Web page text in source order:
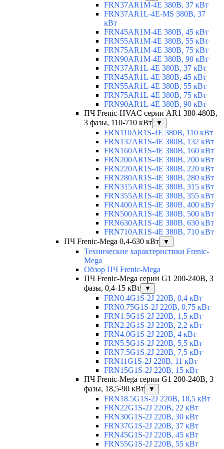
FRN37AR1M-4E 380В, 37 кВт
FRN37AR1L-4E-MS 380В, 37
кВт
FRN45AR1M-4E 380В, 45 кВт
FRN55AR1M-4E 380В, 55 кВт
FRN75AR1M-4E 380В, 75 кВт
FRN90AR1M-4E 380В, 90 кВт
FRN37AR1L-4E 380В, 37 кВт
FRN45AR1L-4E 380В, 45 кВт
FRN55AR1L-4E 380В, 55 кВт
FRN75AR1L-4E 380В, 75 кВт
FRN90AR1L-4E 380В, 90 кВт
ПЧ Frenic-HVAC серии AR1 380-480В,
3 фазы, 110-710 кВт
▼
FRN110AR1S-4E 380В, 110 кВт
FRN132AR1S-4E 380В, 132 кВт
FRN160AR1S-4E 380В, 160 кВт
FRN200AR1S-4E 380В, 200 кВт
FRN220AR1S-4E 380В, 220 кВт
FRN280AR1S-4E 380В, 280 кВт
FRN315AR1S-4E 380В, 315 кВт
FRN355AR1S-4E 380В, 355 кВт
FRN400AR1S-4E 380В, 400 кВт
FRN500AR1S-4E 380В, 500 кВт
FRN630AR1S-4E 380В, 630 кВт
FRN710AR1S-4E 380В, 710 кВт
ПЧ Frenic-Mega 0,4-630 кВт
▼
Технические характеристики Frenic-
Mega
Обзор ПЧ Frenic-Mega
ПЧ Frenic-Mega серии G1 200-240В, 3
фазы, 0,4-15 кВт
▼
FRN0.4G1S-2J 220В, 0,4 кВт
FRN0.75G1S-2J 220В, 0,75 кВт
FRN1.5G1S-2J 220В, 1,5 кВт
FRN2.2G1S-2J 220В, 2,2 кВт
FRN4.0G1S-2J 220В, 4 кВт
FRN5.5G1S-2J 220В, 5,5 кВт
FRN7.5G1S-2J 220В, 7,5 кВт
FRN11G1S-2J 220В, 11 кВт
FRN15G1S-2J 220В, 15 кВт
ПЧ Frenic-Mega серии G1 200-240В, 3
фазы, 18,5-90 кВт
▼
FRN18.5G1S-2J 220В, 18,5 кВт
FRN22G1S-2J 220В, 22 кВт
FRN30G1S-2J 220В, 30 кВт
FRN37G1S-2J 220В, 37 кВт
FRN45G1S-2J 220В, 45 кВт
FRN55G1S-2J 220В, 55 кВт